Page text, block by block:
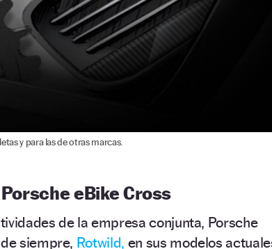
y para las de otras marcas.
eBike Cross
de la empresa conjunta, Porsche
siempre, Rotwild, en sus modelos